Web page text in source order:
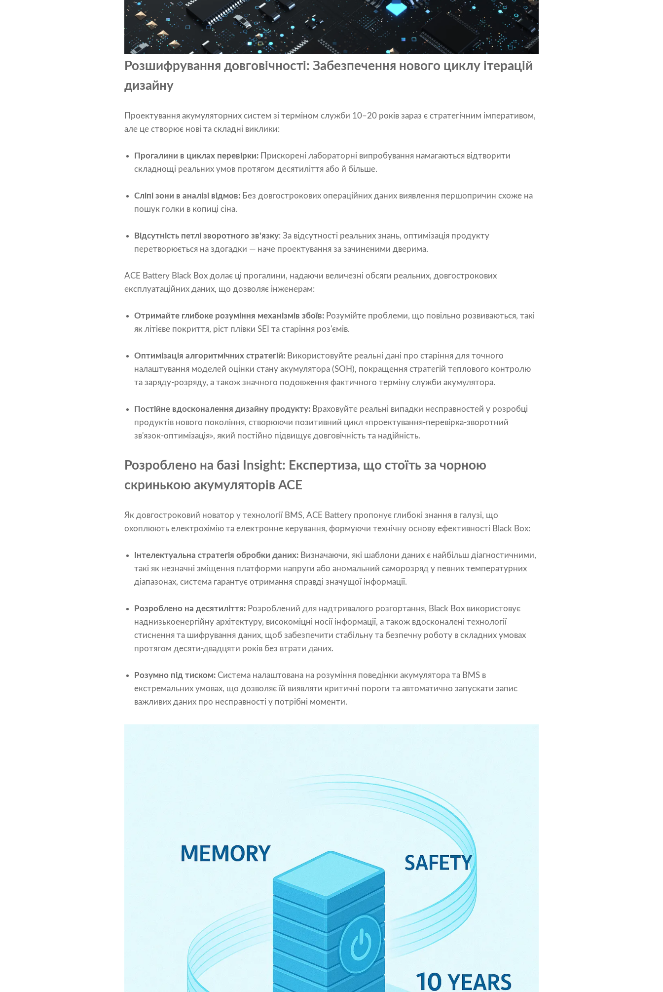
Розшифрування довговічності: Забезпечення нового циклу ітерацій
дизайну
Проектування акумуляторних систем зі терміном служби 10–20 років зараз є стратегічним імперативом,
але це створює нові та складні виклики:
Прогалини в циклах перевірки: Прискорені лабораторні випробування намагаються відтворити
складнощі реальних умов протягом десятиліття або й більше.
Сліпі зони в аналізі відмов: Без довгострокових операційних даних виявлення першопричин схоже на
пошук голки в копиці сіна.
Відсутність петлі зворотного зв'язку: За відсутності реальних знань, оптимізація продукту
перетворюється на здогадки — наче проектування за зачиненими дверима.
ACE Battery Black Box долає ці прогалини, надаючи величезні обсяги реальних, довгострокових
експлуатаційних даних, що дозволяє інженерам:
Отримайте глибоке розуміння механізмів збоїв: Розумійте проблеми, що повільно розвиваються, такі
як літієве покриття, ріст плівки SEI та старіння роз'ємів.
Оптимізація алгоритмічних стратегій: Використовуйте реальні дані про старіння для точного
налаштування моделей оцінки стану акумулятора (SOH), покращення стратегій теплового контролю
та заряду-розряду, а також значного подовження фактичного терміну служби акумулятора.
Постійне вдосконалення дизайну продукту: Враховуйте реальні випадки несправностей у розробці
продуктів нового покоління, створюючи позитивний цикл «проектування-перевірка-зворотний
зв'язок-оптимізація», який постійно підвищує довговічність та надійність.
Розроблено на базі Insight: Експертиза, що стоїть за чорною
скринькою акумуляторів ACE
Як довгостроковий новатор у технології BMS, ACE Battery пропонує глибокі знання в галузі, що
охоплюють електрохімію та електронне керування, формуючи технічну основу ефективності Black Box:
Інтелектуальна стратегія обробки даних: Визначаючи, які шаблони даних є найбільш діагностичними,
такі як незначні зміщення платформи напруги або аномальний саморозряд у певних температурних
діапазонах, система гарантує отримання справді значущої інформації.
Розроблено на десятиліття: Розроблений для надтривалого розгортання, Black Box використовує
наднизькоенергійну архітектуру, високоміцні носії інформації, а також вдосконалені технології
стиснення та шифрування даних, щоб забезпечити стабільну та безпечну роботу в складних умовах
протягом десяти-двадцяти років без втрати даних.
Розумно під тиском: Система налаштована на розуміння поведінки акумулятора та BMS в
екстремальних умовах, що дозволяє їй виявляти критичні пороги та автоматично запускати запис
важливих даних про несправності у потрібні моменти.